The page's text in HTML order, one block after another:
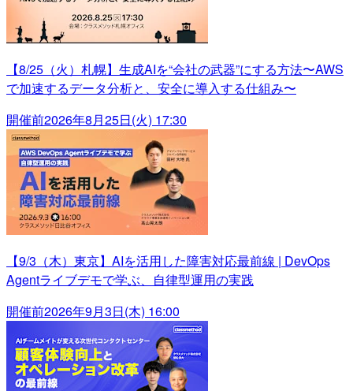
【8/25（火）札幌】生成AIを“会社の武器”にする方法〜AWS
で加速するデータ分析と、安全に導入する仕組み〜
開催前2026年8月25日(火) 17:30
【9/3（木）東京】AIを活用した障害対応最前線 | DevOps
Agentライブデモで学ぶ、自律型運用の実践
開催前2026年9月3日(木) 16:00